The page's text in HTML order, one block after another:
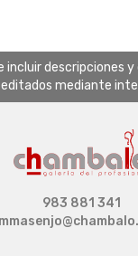
incluir descripciones
editados mediante
983 881 341